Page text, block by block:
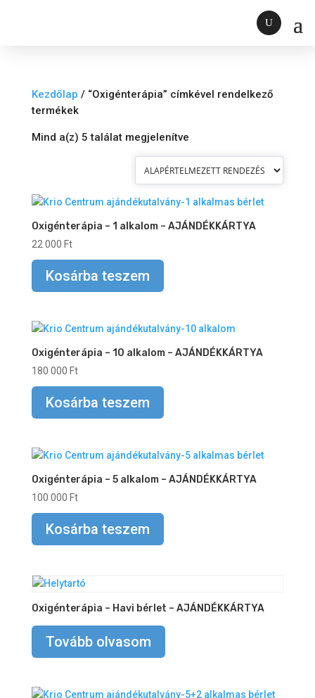
Kezdőlap / “Oxigénterápia” címkével rendelkező
termékek
Mind a(z) 5 találat megjelenítve
Oxigénterápia – 1 alkalom – AJÁNDÉKKÁRTYA
22 000 Ft
Kosárba teszem
Oxigénterápia – 10 alkalom – AJÁNDÉKKÁRTYA
180 000 Ft
Kosárba teszem
Oxigénterápia – 5 alkalom – AJÁNDÉKKÁRTYA
100 000 Ft
Kosárba teszem
Oxigénterápia – Havi bérlet – AJÁNDÉKKÁRTYA
Tovább olvasom